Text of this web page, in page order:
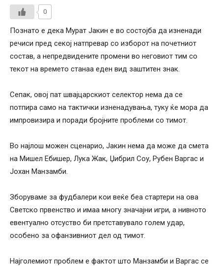
0
Познато е дека Мурат Јакин е во состојба да изненади
речиси пред секој натпревар со изборот на почетниот
состав, а непредвидените промени во неговиот тим со
текот на времето станаа еден вид заштитен знак.
Сепак, овој пат швајцарскиот селектор нема да се
потпира само на тактички изненадувања, туку ќе мора да
импровизира и поради бројните проблеми со тимот.
Во најлош можен сценарио, Јакин нема да може да смета
на Мишел Ебишер, Лука Жак, Џибрил Соу, Рубен Варгас и
Јохан Манзамби.
Зборуваме за фудбалери кои веќе беа стартери на ова
Светско првенство и имаа многу значајни игри, а нивното
евентуално отсуство би претставувало голем удар,
особено за офанзивниот дел од тимот.
Најголемиот проблем е фактот што Манзамби и Варгас се